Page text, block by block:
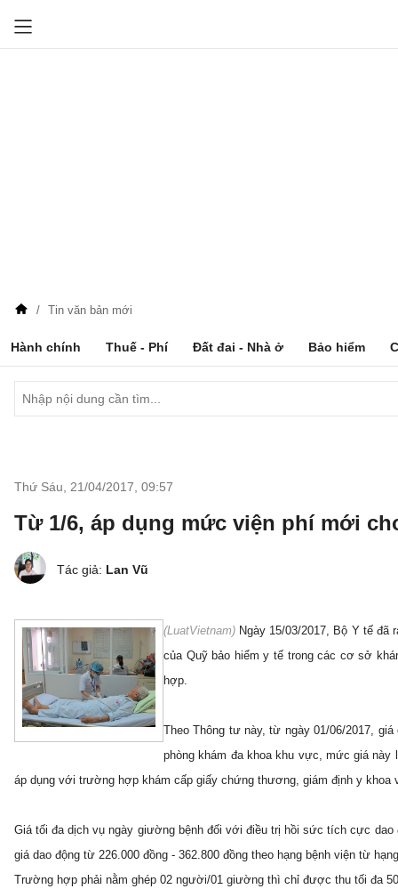
Tin văn bản mới
Hành chính Thuế - Phí Đất đai - Nhà ở Bảo hiểm
Thứ Sáu, 21/04/2017 09:57
Từ 1/6, áp dụng mức viện phí mới
Tác giả: Lan Vũ
(LuatVietnam) Ngày 15/03/2017, Bộ Y tế đã
của Quỹ bảo hiểm y tế trong các cơ sở
hợp.
Theo Thông tư này, từ ngày 01/06/2017,
phòng khám đa khoa khu vực, mức giá này
áp dụng với trường hợp khám cấp giấy chứng thương, giám định y
Giá tối đa dịch vụ ngày giường bệnh đối với điều trị hồi sức tích cực
giá dao động từ 226.000 đồng - 362.800 đồng theo hạng bệnh viện từ
Trường hợp phải nằm ghép 02 người/01 giường thì chỉ được thu tối đa